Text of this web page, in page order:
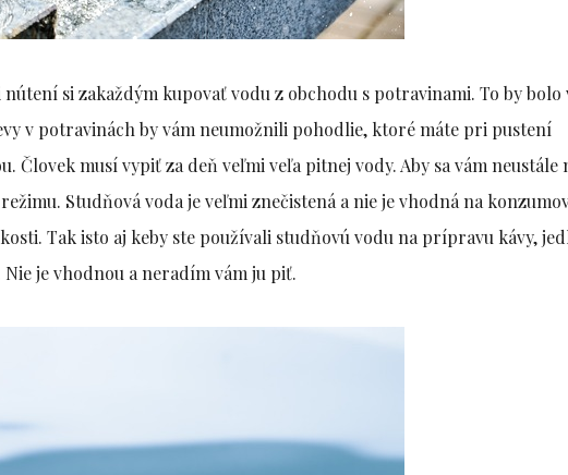
si zakaždým kupovať vodu z obchodu s potravinami. To by bolo
v potravinách by vám neumožnili pohodlie, ktoré máte pri pustení
Človek musí vypiť za deň veľmi veľa pitnej vody. Aby sa vám neustále
Studňová voda je veľmi znečistená a nie je vhodná na
Tak isto aj keby ste používali studňovú vodu na prípravu kávy,
je vhodnou a neradím vám ju piť.